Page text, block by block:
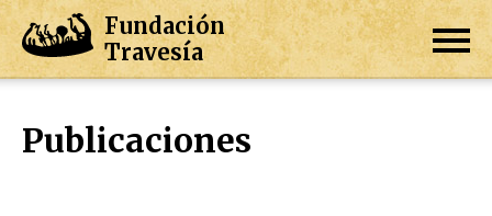
Fundación
Travesía
Publicaciones